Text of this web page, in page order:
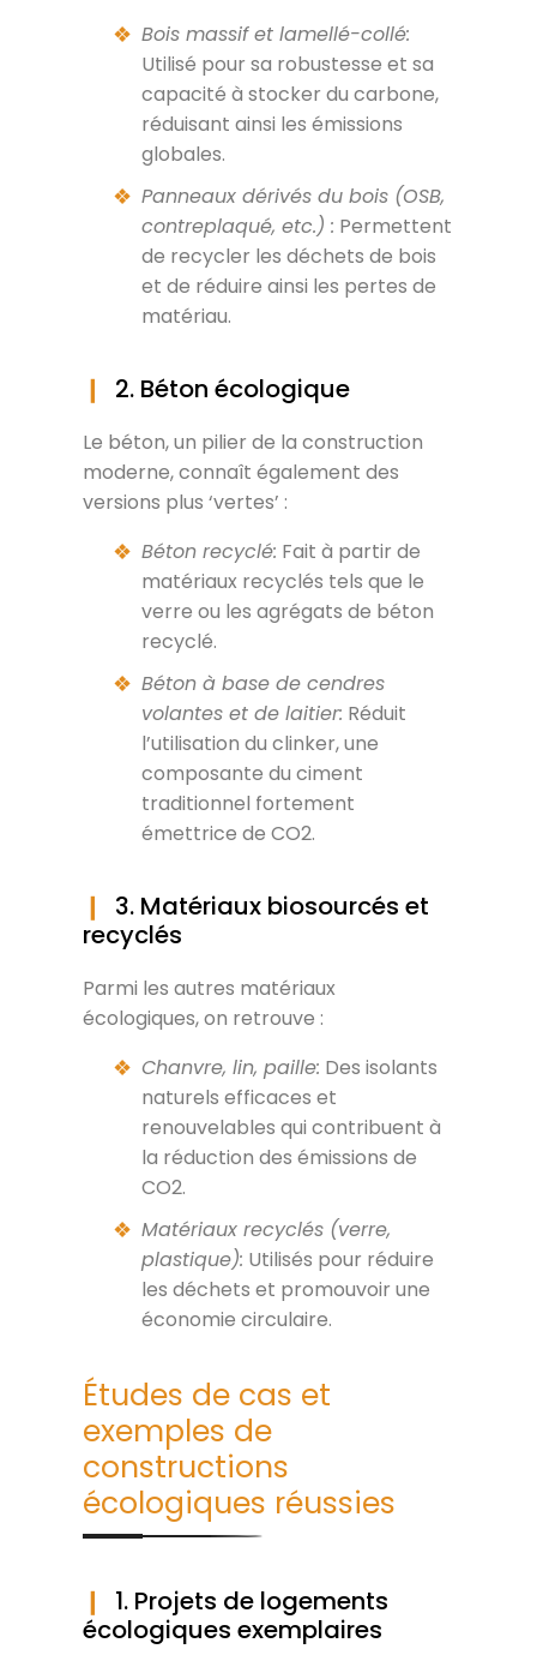
Bois massif et lamellé-collé:
Utilisé pour sa robustesse et sa
capacité à stocker du carbone,
réduisant ainsi les émissions
globales.
Panneaux dérivés du bois (OSB,
contreplaqué, etc.) : Permettent
de recycler les déchets de bois
et de réduire ainsi les pertes de
matériau.
2. Béton écologique
Le béton, un pilier de la construction
moderne, connaît également des
versions plus ‘vertes’ :
Béton recyclé: Fait à partir de
matériaux recyclés tels que le
verre ou les agrégats de béton
recyclé.
Béton à base de cendres
volantes et de laitier: Réduit
l’utilisation du clinker, une
composante du ciment
traditionnel fortement
émettrice de CO2.
3. Matériaux biosourcés et
recyclés
Parmi les autres matériaux
écologiques, on retrouve :
Chanvre, lin, paille: Des isolants
naturels efficaces et
renouvelables qui contribuent à
la réduction des émissions de
CO2.
Matériaux recyclés (verre,
plastique): Utilisés pour réduire
les déchets et promouvoir une
économie circulaire.
Études de cas et
exemples de
constructions
écologiques réussies
1. Projets de logements
écologiques exemplaires